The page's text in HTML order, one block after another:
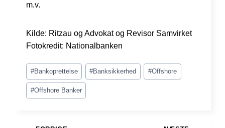
m.v.
Kilde: Ritzau og Advokat og Revisor Samvirket
Fotokredit: Nationalbanken
Indlæg-
tags:
#Bankoprettelse #Banksikkerhed #Offshore
#Offshore Banker